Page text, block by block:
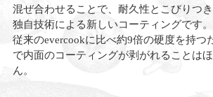
混ぜ合わせることで、耐久性とこびりつ
独自技術による新しいコーティングです。
従来のevercookに比べ約9倍の硬度を持つ
で内面のコーティングが剥がれることは
ん。